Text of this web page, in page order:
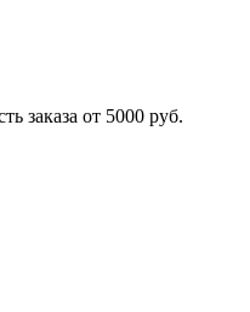
заказа от 5000 руб.